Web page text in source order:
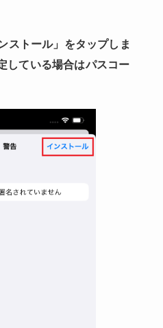
ストール」をタップしま
している場合はパスコー